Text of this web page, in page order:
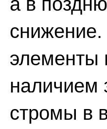
элементы
наличием
стромы в